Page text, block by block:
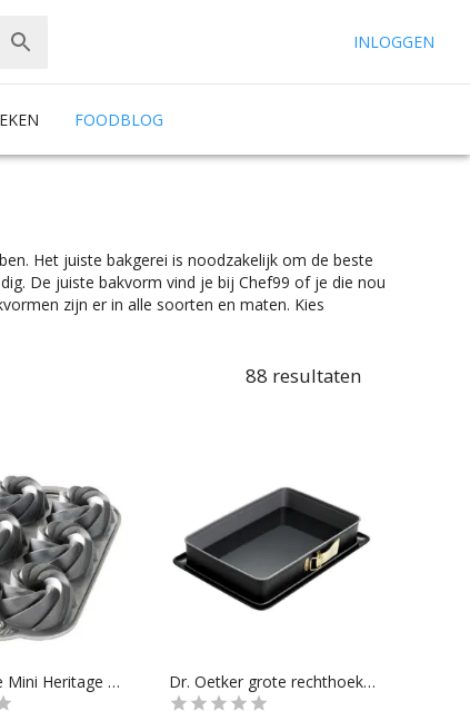
INLOGGEN
FOODBLOG
Het juiste bakgerei is noodzakelijk om de beste
De juiste bakvorm vind je bij Chef99 of je die nou
zijn er in alle soorten en maten. Kies
een springvorm of bakmat, je vindt makkelijk wat
Ware en nog veel meer vind je altijd het
het beste bij jouw keukeninrichting past. Of dat
88 resultaten
Nordic Ware Mini Heritage bakvorm Dr. Oetker grote rechthoekige springvorm met emaille bodem Kreativ - 38 x 25 cm